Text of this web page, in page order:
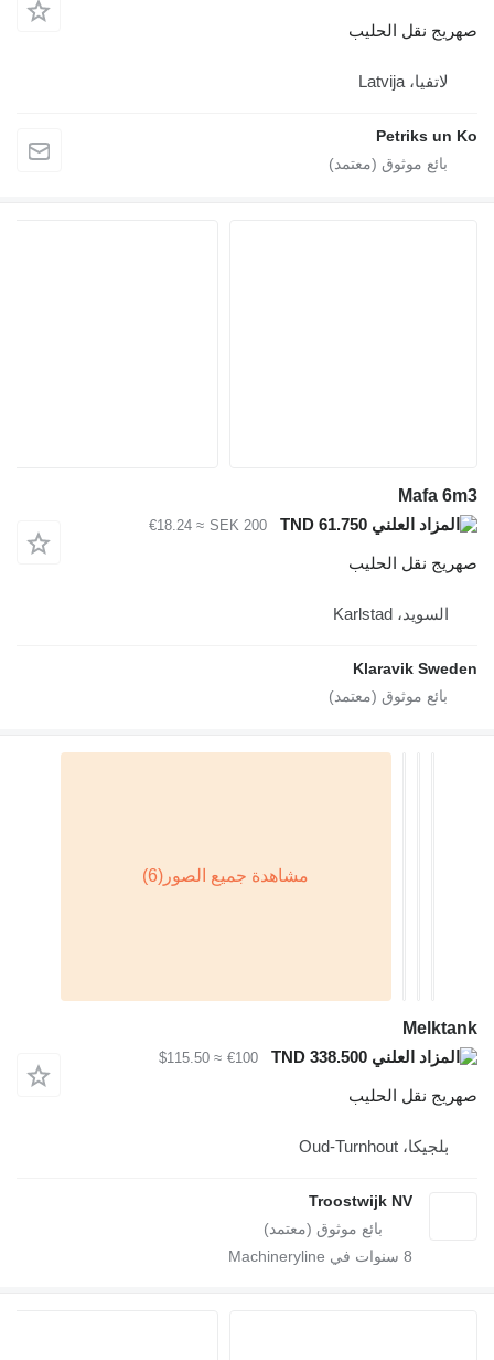
صهريج نقل الحليب
لاتفيا، Latvija
Petriks un Ko
Mafa 6m3
SEK 200
≈ €18.24
صهريج نقل الحليب
السويد، Karlstad
Klaravik Sweden
Melktank
€100
≈ $115.50
صهريج نقل الحليب
بلجيكا، Oud-Turnhout
Troostwijk NV
8 سنوات في Machineryline